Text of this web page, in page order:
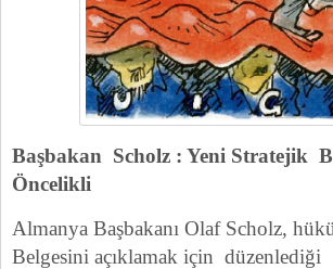
Başbakan Scholz : Yeni Stratejik
Öncelikli
Almanya Başbakanı Olaf Scholz,
Belgesini açıklamak için düzenlediği